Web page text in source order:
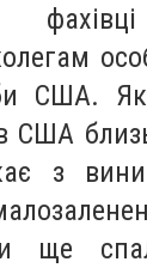
США.
США
з
ще